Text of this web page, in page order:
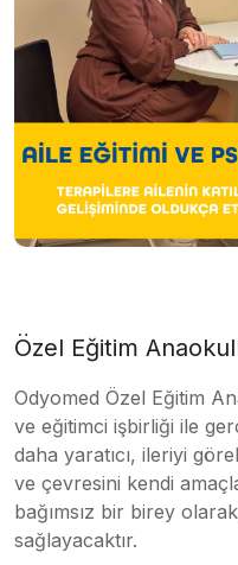
Özel Eğitim
Odyomed Özel Eğitim
ve eğitimci işbirliği ile
daha yaratıcı, ileriyi
ve çevresini kendi
bağımsız bir birey
sağlayacaktır.